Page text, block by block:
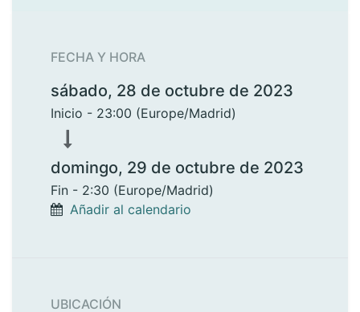
FECHA Y HORA
sábado, 28 de octubre de 2023
Inicio - 23:00 (Europe/Madrid)
domingo, 29 de octubre de 2023
Fin - 2:30 (Europe/Madrid)
Añadir al calendario
UBICACIÓN